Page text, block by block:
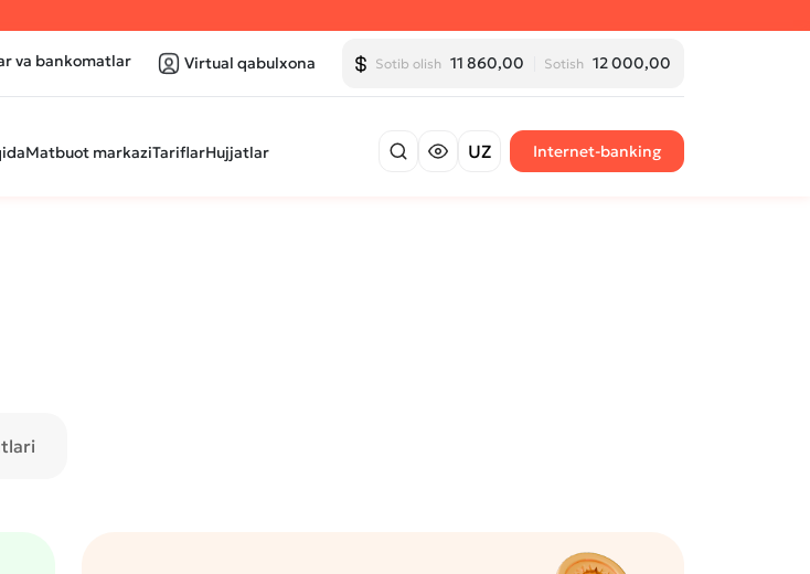
va bankomatlar Virtual qabulxona Sotib olish 11 860,00 Sotish 12 000,00
Matbuot markaziTariflarHujjatlar UZ Internet-banking